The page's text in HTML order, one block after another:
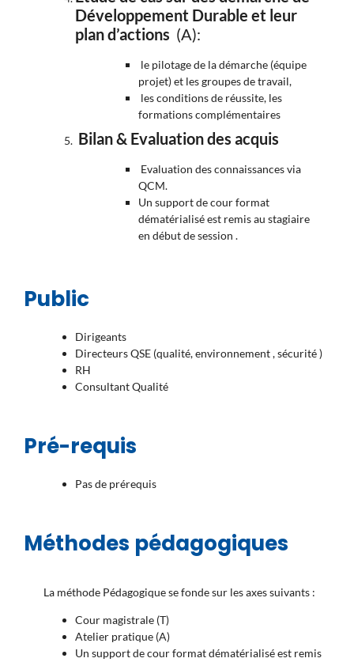
Développement Durable et leur
plan d’actions (A):
le pilotage de la démarche (équipe
projet) et les groupes de travail,
les conditions de réussite, les
formations complémentaires
Bilan & Evaluation des acquis
Evaluation des connaissances via
QCM.
Un support de cour format
dématérialisé est remis au stagiaire
en début de session .
Public
Dirigeants
Directeurs QSE (qualité, environnement , sécurité )
RH
Consultant Qualité
Pré-requis
Pas de prérequis
Méthodes pédagogiques
La méthode Pédagogique se fonde sur les axes suivants :
Cour magistrale (T)
Atelier pratique (A)
Un support de cour format dématérialisé est remis